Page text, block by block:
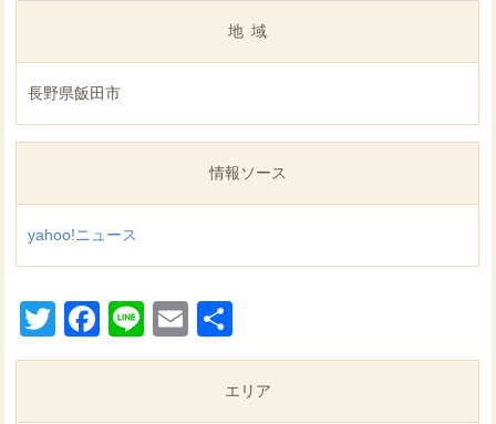
地域
長野県飯田市
情報ソース
yahoo!ニュース
TwitterFacebook
LineEmail
有
エリア